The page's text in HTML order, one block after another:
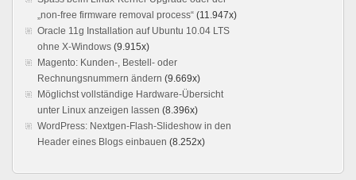
„non-free firmware removal process“ (11.947x)
Oracle 11g Installation auf Ubuntu 10.04 LTS
ohne X-Windows (9.915x)
Magento: Kunden-, Bestell- oder
Rechnungsnummern ändern (9.669x)
Möglichst vollständige Hardware-Übersicht
unter Linux anzeigen lassen (8.396x)
WordPress: Nextgen-Flash-Slideshow in den
Header eines Blogs einbauen (8.252x)